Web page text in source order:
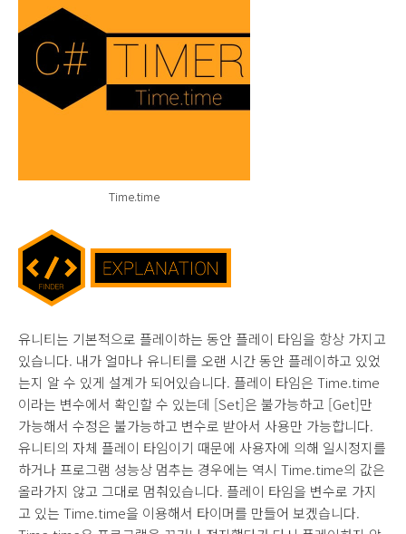
Time.time
유니티는 기본적으로 플레이하는 동안 플레이 타임을 항상 가지고
있습니다. 내가 얼마나 유니티를 오랜 시간 동안 플레이하고 있었
는지 알 수 있게 설계가 되어있습니다. 플레이 타임은 Time.time
이라는 변수에서 확인할 수 있는데 [Set]은 불가능하고 [Get]만
가능해서 수정은 불가능하고 변수로 받아서 사용만 가능합니다.
유니티의 자체 플레이 타임이기 때문에 사용자에 의해 일시정지를
하거나 프로그램 성능상 멈추는 경우에는 역시 Time.time의 값은
올라가지 않고 그대로 멈춰있습니다. 플레이 타임을 변수로 가지
고 있는 Time.time을 이용해서 타이머를 만들어 보겠습니다.